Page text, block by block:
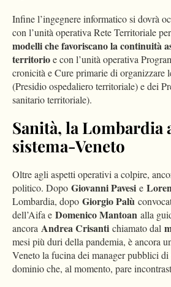
Infine l’ingegnere informatico si dovrà
con l’unità operativa Rete Territoriale
modelli che favoriscano la continuità
territorioe con l’unità operativa
cronicità e Cure primarie di organizzare
(Presidio ospedaliero territoriale) e dei
sanitario territoriale).
Sanità, la Lombardia
sistema-Veneto
Oltre agli aspetti operativi a colpire,
politico. Dopo Giovanni Pavesi e
Lombardia, dopo Giorgio Palù
dell’Aifa e Domenico Mantoan alla
ancora Andrea Crisanti chiamato dal
mesi più duri della pandemia, è ancora
Veneto la fucina dei manager pubblici
dominio che, al momento, pare